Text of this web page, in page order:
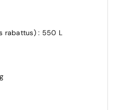
rabattus) : 550 L